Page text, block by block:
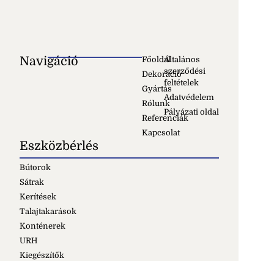
Navigáció
Főoldal
Dekoráció
Gyártás
Rólunk
Referenciák
Kapcsolat
Általános
szerződési
feltételek
Adatvédelem
Pályázati oldal
Eszközbérlés
Bútorok
Sátrak
Kerítések
Talajtakarások
Konténerek
URH
Kiegészítők